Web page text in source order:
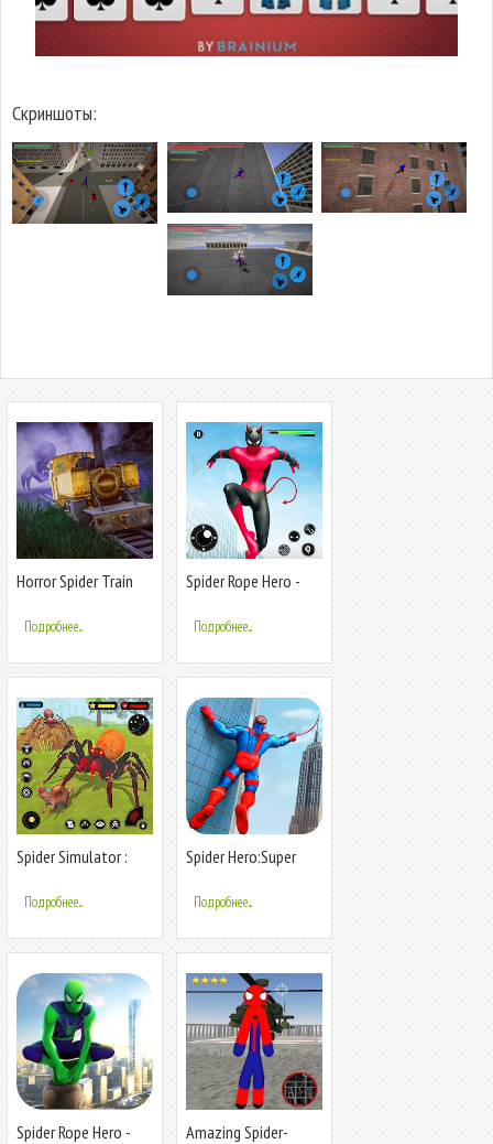
Скриншоты:
Horror Spider Train
Подробнее...
Spider Rope Hero -
Подробнее...
Spider Simulator :
Подробнее...
Spider Hero:Super
Подробнее...
Spider Rope Hero -
Amazing Spider-